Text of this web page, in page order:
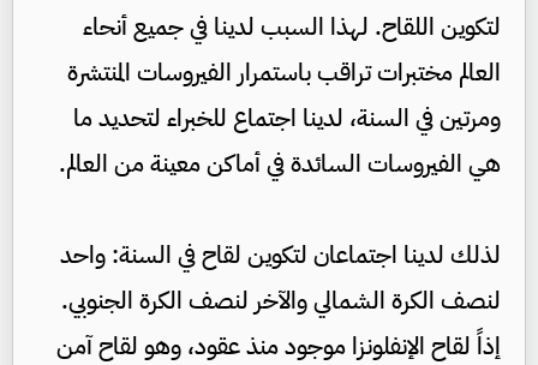
لتكوين اللقاح. لهذا السبب لدينا في جميع أنحاء
العالم مختبرات تراقب باستمرار الفيروسات المنتشرة
ومرتين في السنة، لدينا اجتماع للخبراء لتحديد ما
هي الفيروسات السائدة في أماكن معينة من العالم.
لذلك لدينا اجتماعان لتكوين لقاح في السنة: واحد
لنصف الكرة الشمالي والآخر لنصف الكرة الجنوبي.
إذاً لقاح الإنفلونزا موجود منذ عقود، وهو لقاح آمن